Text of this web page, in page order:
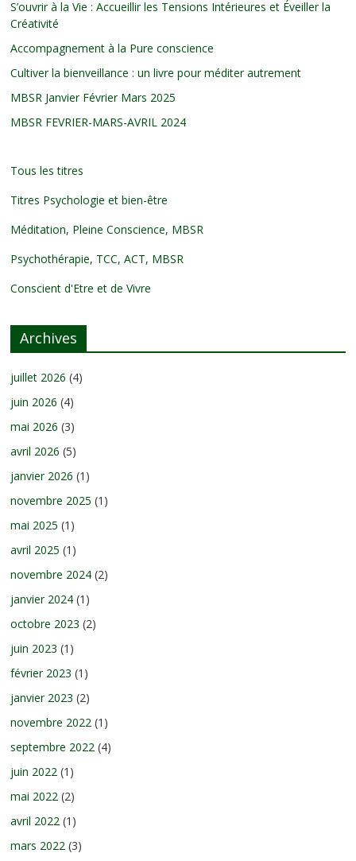
S’ouvrir à la Vie : Accueillir les Tensions Intérieures et Éveiller la
Créativité
Accompagnement à la Pure conscience
Cultiver la bienveillance : un livre pour méditer autrement
MBSR Janvier Février Mars 2025
MBSR FEVRIER-MARS-AVRIL 2024
Tous les titres
Titres Psychologie et bien-être
Méditation, Pleine Conscience, MBSR
Psychothérapie, TCC, ACT, MBSR
Conscient d'Etre et de Vivre
Archives
juillet 2026 (4)
juin 2026 (4)
mai 2026 (3)
avril 2026 (5)
janvier 2026 (1)
novembre 2025 (1)
mai 2025 (1)
avril 2025 (1)
novembre 2024 (2)
janvier 2024 (1)
octobre 2023 (2)
juin 2023 (1)
février 2023 (1)
janvier 2023 (2)
novembre 2022 (1)
septembre 2022 (4)
juin 2022 (1)
mai 2022 (2)
avril 2022 (1)
mars 2022 (3)